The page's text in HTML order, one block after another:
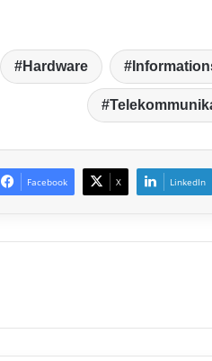
Hardware
Facebook X LinkedIn